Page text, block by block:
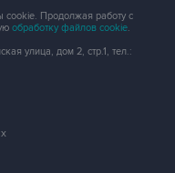
cookie. Продолжая работу с
обработку файлов cookie.
улица, дом 2, стр.1, тел.: